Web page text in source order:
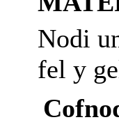
Nodi
fel y